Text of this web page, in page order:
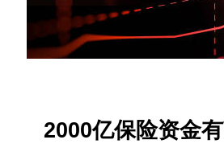
2000亿保险资金有